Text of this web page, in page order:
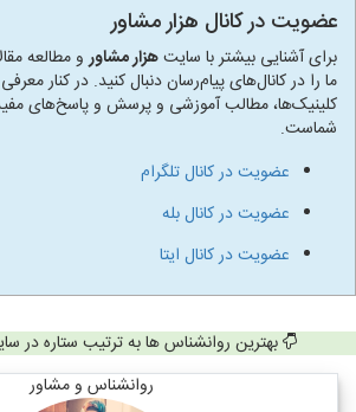
عضویت در کانال هزار مشاور
برای آشنایی بیشتر با سایتهزار مشاورو مطالعه
ما را در کانال‌های پیام‌رسان دنبال کنید. در کنار
کلینیک‌ها، مطالب آموزشی و پرسش و پاسخ‌های
شماست.
عضویت در کانال تلگرام
عضویت در کانال بله
عضویت در کانال ایتا
بهترین روانشناس ها به ترتیب ستاره در
روانشناس و مشاور